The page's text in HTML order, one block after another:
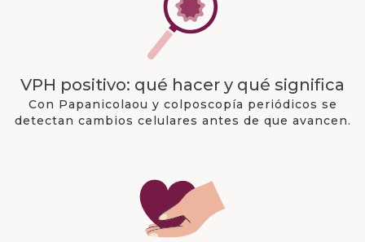
VPH positivo: qué hacer y qué significa
Con Papanicolaou y colposcopía periódicos se
detectan cambios celulares antes de que avancen.